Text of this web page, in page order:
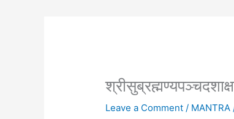
Leave a Comment / MANTRA